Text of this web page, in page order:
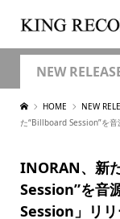
NEW
HOME NEW
た“Billboard Session”を
INORAN、新
Session”を音
Session」リ